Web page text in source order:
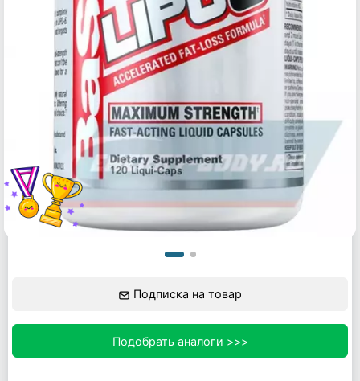
Подписка на товар
Подобрать аналоги >>>